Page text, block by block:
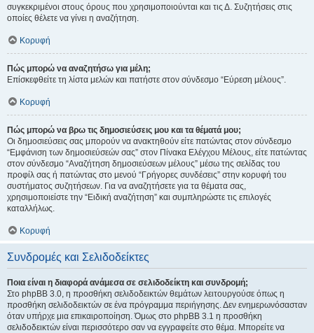
συγκεκριμένοι στους όρους που χρησιμοποιούνται και τις Δ. Συζητήσεις στις
οποίες θέλετε να γίνει η αναζήτηση.
Κορυφή
Πώς μπορώ να αναζητήσω για μέλη;
Επίσκεφθείτε τη λίστα μελών και πατήστε στον σύνδεσμο “Εύρεση μέλους”.
Κορυφή
Πώς μπορώ να βρω τις δημοσιεύσεις μου και τα θέματά μου;
Οι δημοσιεύσεις σας μπορούν να ανακτηθούν είτε πατώντας στον σύνδεσμο
“Εμφάνιση των δημοσιεύσεών σας” στον Πίνακα Ελέγχου Μέλους, είτε πατώντας
στον σύνδεσμο “Αναζήτηση δημοσιεύσεων μέλους” μέσω της σελίδας του
προφίλ σας ή πατώντας στο μενού “Γρήγορες συνδέσεις” στην κορυφή του
συστήματος συζητήσεων. Για να αναζητήσετε για τα θέματα σας,
χρησιμοποιείστε την “Ειδική αναζήτηση” και συμπληρώστε τις επιλογές
καταλλήλως.
Κορυφή
Συνδρομές και Σελιδοδείκτες
Ποια είναι η διαφορά ανάμεσα σε σελιδοδείκτη και συνδρομή;
Στο phpBB 3.0, η προσθήκη σελιδοδεικτών θεμάτων λειτουργούσε όπως η
προσθήκη σελιδοδεικτών σε ένα πρόγραμμα περιήγησης. Δεν ενημερωνόσασταν
όταν υπήρχε μια επικαιροποίηση. Όμως στο phpBB 3.1 η προσθήκη
σελιδοδεικτών είναι περισσότερο σαν να εγγραφείτε στο θέμα. Μπορείτε να